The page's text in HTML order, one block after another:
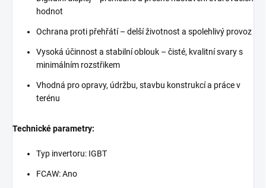
hodnot
Ochrana proti přehřátí – delší životnost a spolehlivý provoz
Vysoká účinnost a stabilní oblouk – čisté, kvalitní svary s
minimálním rozstřikem
Vhodná pro opravy, údržbu, stavbu konstrukcí a práce v
terénu
Technické parametry:
Typ invertoru: IGBT
FCAW: Ano